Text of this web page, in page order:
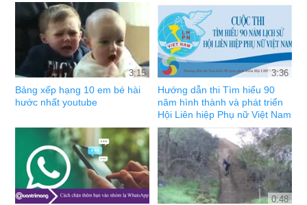
3:15
Bảng xếp hạng 10 em bé hài
hước nhất youtube
3:36
Hướng dẫn thi Tìm hiểu 90
năm hình thành và phát triển
Hội Liên hiệp Phụ nữ Việt Nam
0:48